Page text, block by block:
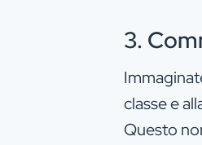
3.
classe e
Questo